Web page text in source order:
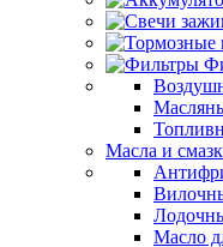
Масла и
Масло